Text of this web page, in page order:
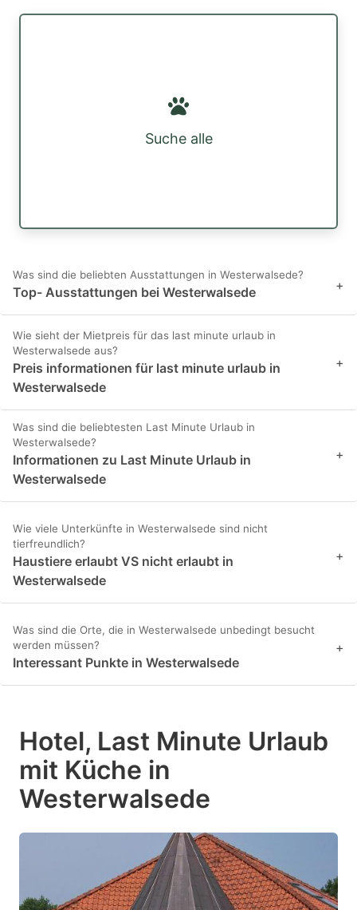
Suche alle
Was sind die beliebten Ausstattungen in Westerwalsede?
Top- Ausstattungen bei Westerwalsede +
Wie sieht der Mietpreis für das last minute urlaub in
Westerwalsede aus?
Preis informationen für last minute urlaub in
Westerwalsede
+
Was sind die beliebtesten Last Minute Urlaub in
Westerwalsede?
Informationen zu Last Minute Urlaub in
Westerwalsede
+
Wie viele Unterkünfte in Westerwalsede sind nicht
tierfreundlich?
Haustiere erlaubt VS nicht erlaubt in
Westerwalsede
+
Was sind die Orte, die in Westerwalsede unbedingt besucht
werden müssen?
Interessant Punkte in Westerwalsede
+
Hotel, Last Minute Urlaub
mit Küche in
Westerwalsede